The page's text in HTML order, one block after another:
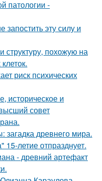
патологии -
запостить эту силу и
похожую на
риск психических
историческое и
совет
древнего мира.
летие отпразднует.
- древний артефакт